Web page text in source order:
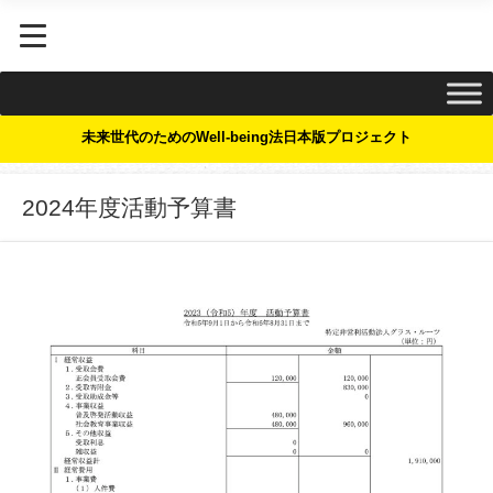
未来世代のためのWell-being法日本版プロジェクト
2024年度活動予算書